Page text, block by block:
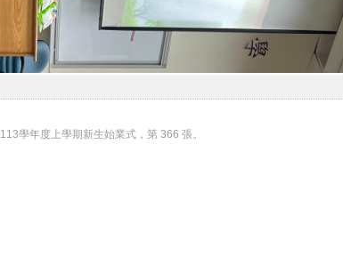
113學年度上學期新生始業式，第 366 張。